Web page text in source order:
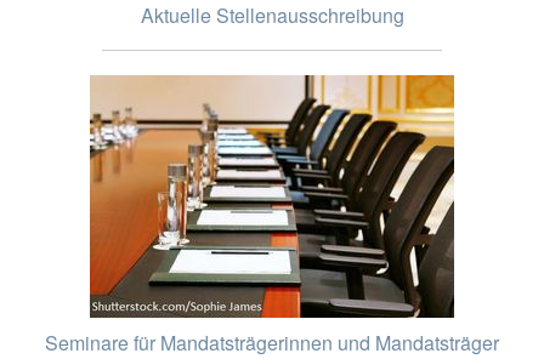
Aktuelle Stellenausschreibung
Seminare für Mandatsträgerinnen und Mandatsträger